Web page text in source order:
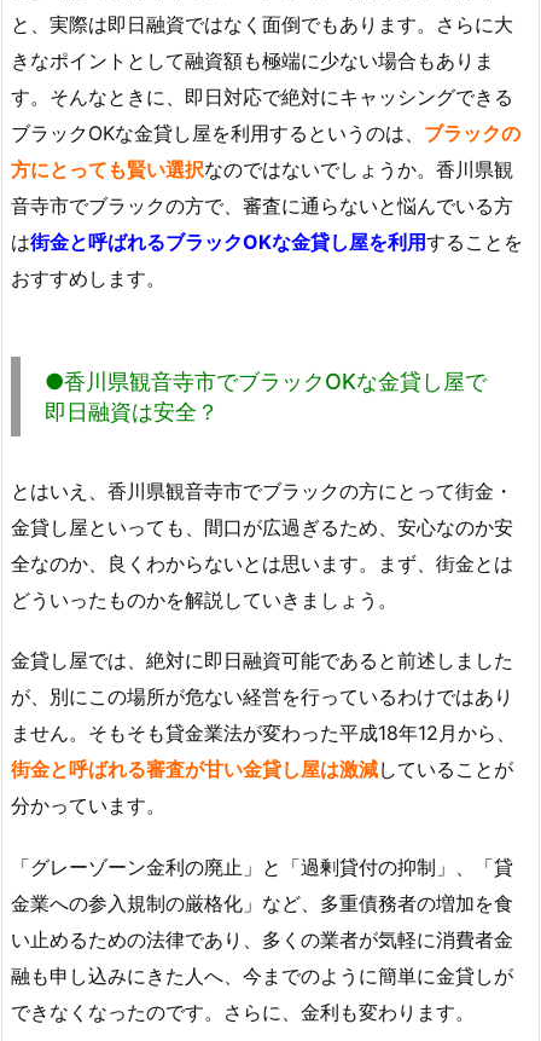
と、実際は即日融資ではなく面倒でもあります。さらに大
きなポイントとして融資額も極端に少ない場合もありま
す。そんなときに、即日対応で絶対にキャッシングできる
ブラックOKな金貸し屋を利用するというのは、 ブラックの
方にとっても賢い選択なのではないでしょうか。香川県観
音寺市でブラックの方で、審査に通らないと悩んでいる方
は街金と呼ばれるブラックOKな金貸し屋を利用することを
おすすめします。
●香川県観音寺市でブラックOKな金貸し屋で
即日融資は安全？
とはいえ、香川県観音寺市でブラックの方にとって街金・
金貸し屋といっても、間口が広過ぎるため、安心なのか安
全なのか、良くわからないとは思います。まず、街金とは
どういったものかを解説していきましょう。
金貸し屋では、絶対に即日融資可能であると前述しました
が、別にこの場所が危ない経営を行っているわけではあり
ません。そもそも貸金業法が変わった平成18年12月から、
街金と呼ばれる審査が甘い金貸し屋は激減していることが
分かっています。
「グレーゾーン金利の廃止」と「過剰貸付の抑制」、「貸
金業への参入規制の厳格化」など、多重債務者の増加を食
い止めるための法律であり、多くの業者が気軽に消費者金
融も申し込みにきた人へ、今までのように簡単に金貸しが
できなくなったのです。さらに、金利も変わります。